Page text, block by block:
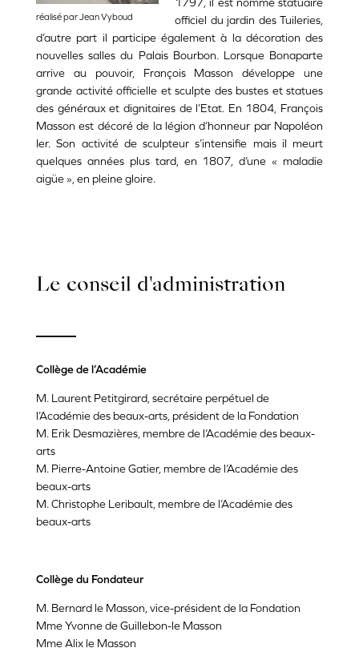
réalisé par Jean Vyboud
officiel du jardin des Tuileries,
d’autre part il participe également à la décoration des
nouvelles salles du Palais Bourbon. Lorsque Bonaparte
arrive au pouvoir, François Masson développe une
grande activité officielle et sculpte des bustes et statues
des généraux et dignitaires de l’Etat. En 1804, François
Masson est décoré de la légion d’honneur par Napoléon
Ier. Son activité de sculpteur s’intensifie mais il meurt
quelques années plus tard, en 1807, d’une « maladie
aigüe », en pleine gloire.
Le conseil d'administration
Collège de l’Académie
M. Laurent Petitgirard,secrétaire perpétuel de
l’Académie des beaux-arts, président de la Fondation
M. Erik Desmazières, membre de l‘Académie des beaux-
arts
M. Pierre-Antoine Gatier, membre de l‘Académie des
beaux-arts
M. Christophe Leribault, membre de l‘Académie des
beaux-arts
Collège du Fondateur
M. Bernard le Masson, vice-président de la Fondation
Mme Yvonne de Guillebon-le Masson
Mme Alix le Masson